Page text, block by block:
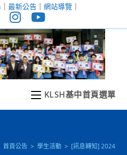
｜ 最新公告｜ 網站導覽｜
KLSH基中首頁選單
首頁公告 > 學生活動 > [訊息轉知] 2024 樹